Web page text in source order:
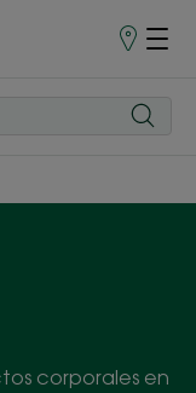
Puntos
corporales en